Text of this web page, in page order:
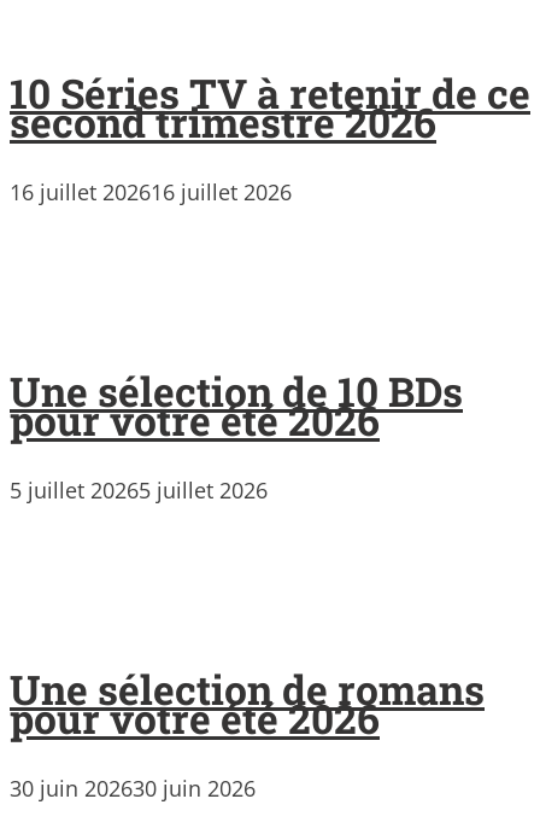
10 Séries TV à retenir de ce
second trimestre 2026
16 juillet 202616 juillet 2026
Une sélection de 10 BDs
pour votre été 2026
5 juillet 20265 juillet 2026
Une sélection de romans
pour votre été 2026
30 juin 202630 juin 2026